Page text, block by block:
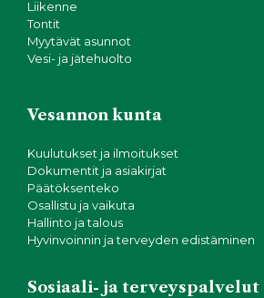
Liikenne
Tontit
Myytävät asunnot
Vesi- ja jätehuolto
Vesannon kunta
Kuulutukset ja ilmoitukset
Dokumentit ja asiakirjat
Päätöksenteko
Osallistu ja vaikuta
Hallinto ja talous
Hyvinvoinnin ja terveyden edistäminen
Sosiaali- ja terveyspalvelut